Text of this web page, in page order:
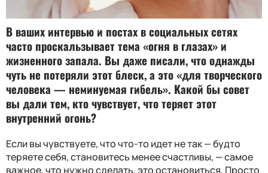
В ваших интервью и постах в социальных сетях
часто проскальзывает тема «огня в глазах» и
жизненного запала. Вы даже писали, что однажды
чуть не потеряли этот блеск, а это «для творческого
человека — неминуемая гибель». Какой бы совет
вы дали тем, кто чувствует, что теряет этот
внутренний огонь?
Если вы чувствуете, что что-то идет не так — будто
теряете себя, становитесь менее счастливы, — самое
важное, что нужно сделать, это остановиться. Просто